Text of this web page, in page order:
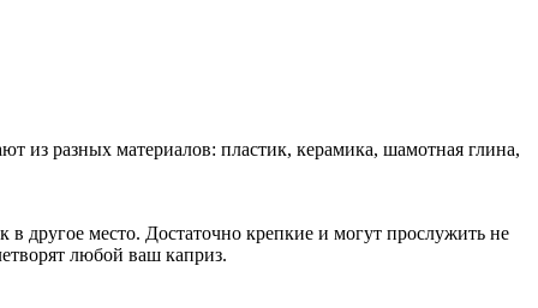
из разных материалов: пластик, керамика, шамотная глина,
в другое место. Достаточно крепкие и могут прослужить не
любой ваш каприз.